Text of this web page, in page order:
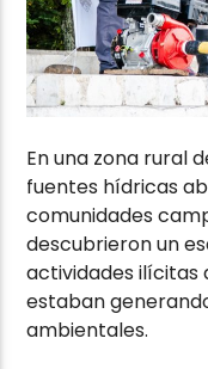
En una zona rural
fuentes hídricas
comunidades
descubrieron un
actividades ilícitas
estaban
ambientales.